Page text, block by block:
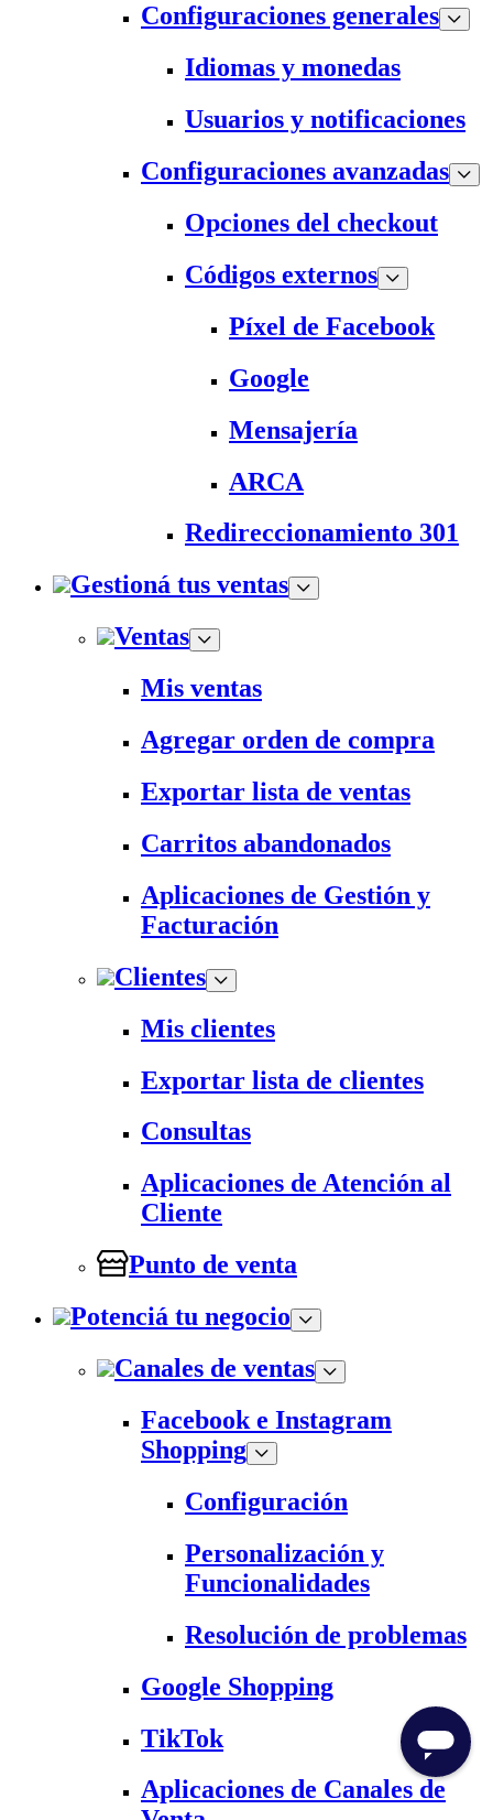
Configuraciones generales
Idiomas y monedas
Usuarios y notificaciones
Configuraciones avanzadas
Opciones del checkout
Códigos externos
Píxel de Facebook
Google
Mensajería
ARCA
Redireccionamiento 301
Gestioná tus ventas
Ventas
Mis ventas
Agregar orden de compra
Exportar lista de ventas
Carritos abandonados
Aplicaciones de Gestión y
Facturación
Clientes
Mis clientes
Exportar lista de clientes
Consultas
Aplicaciones de Atención al
Cliente
Punto de venta
Potenciá tu negocio
Canales de ventas
Facebook e Instagram
Shopping
Configuración
Personalización y
Funcionalidades
Resolución de problemas
Google Shopping
TikTok
Aplicaciones de Canales de